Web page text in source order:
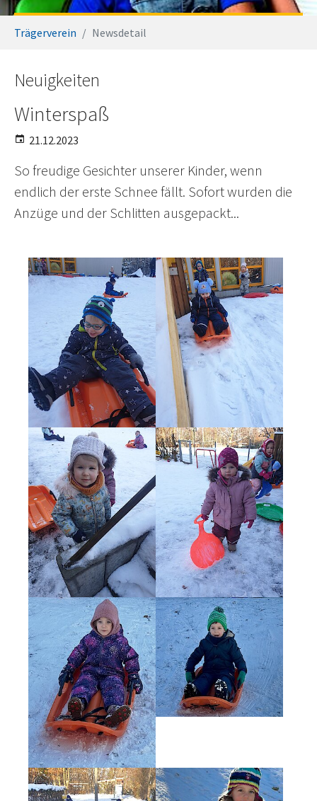
Trägerverein Newsdetail
Neuigkeiten
Winterspaß
21.12.2023
So freudige Gesichter unserer Kinder, wenn
endlich der erste Schnee fällt. Sofort wurden die
Anzüge und der Schlitten ausgepackt...